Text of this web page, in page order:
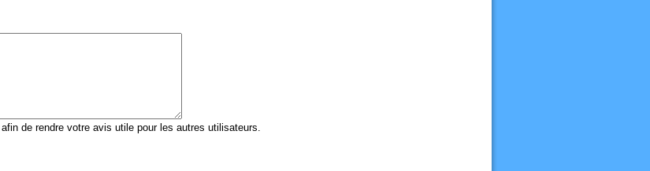
de rendre votre avis utile pour les autres utilisateurs.